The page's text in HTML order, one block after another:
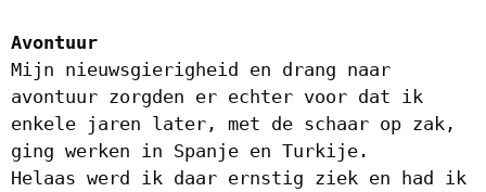
Avontuur
Mijn nieuwsgierigheid en drang naar
avontuur zorgden er echter voor dat ik
enkele jaren later, met de schaar op zak,
ging werken in Spanje en Turkije.
Helaas werd ik daar ernstig ziek en had ik